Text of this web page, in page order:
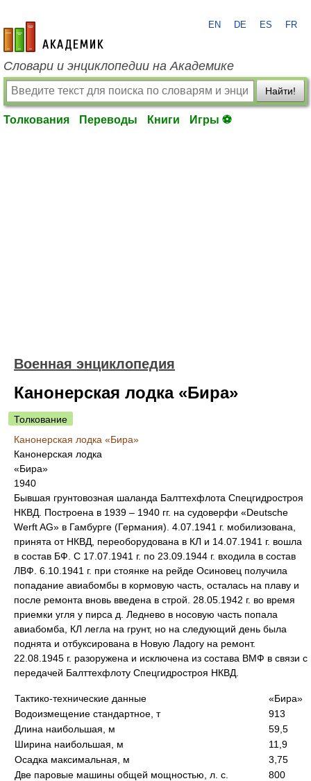
academic.ru
EN DE ES FR
Словари и энциклопедии на Академике
Найти!
Толкования Переводы Книги Игры ⚽
Военная энциклопедия
Канонерская лодка «Бира»
Толкование
Канонерская лодка «Бира»
Канонерская лодка
«Бира»
1940
Бывшая грунтовозная шаланда Балттехфлота Спецгидростроя
НКВД. Построена в 1939 – 1940 гг. на судоверфи «Deutsche
Werft AG» в Гамбурге (Германия). 4.07.1941 г. мобилизована,
принята от НКВД, переоборудована в КЛ и 14.07.1941 г. вошла
в состав БФ. С 17.07.1941 г. по 23.09.1944 г. входила в состав
ЛВФ. 6.10.1941 г. при стоянке на рейде Осиновец получила
попадание авиабомбы в кормовую часть, осталась на плаву и
после ремонта вновь введена в строй. 28.05.1942 г. во время
приемки угля у пирса д. Леднево в носовую часть попала
авиабомба, КЛ легла на грунт, но на следующий день была
поднята и отбуксирована в Новую Ладогу на ремонт.
22.08.1945 г. разоружена и исключена из состава ВМФ в связи с
передачей Балттехфлоту Спецгидростроя НКВД.
Тактико-технические данные
«Бира»
Водоизмещение стандартное, т
913
Длина наибольшая, м
59,5
Ширина наибольшая, м
11,9
Осадка максимальная, м
3,75
Две паровые машины общей мощностью, л. с.
800